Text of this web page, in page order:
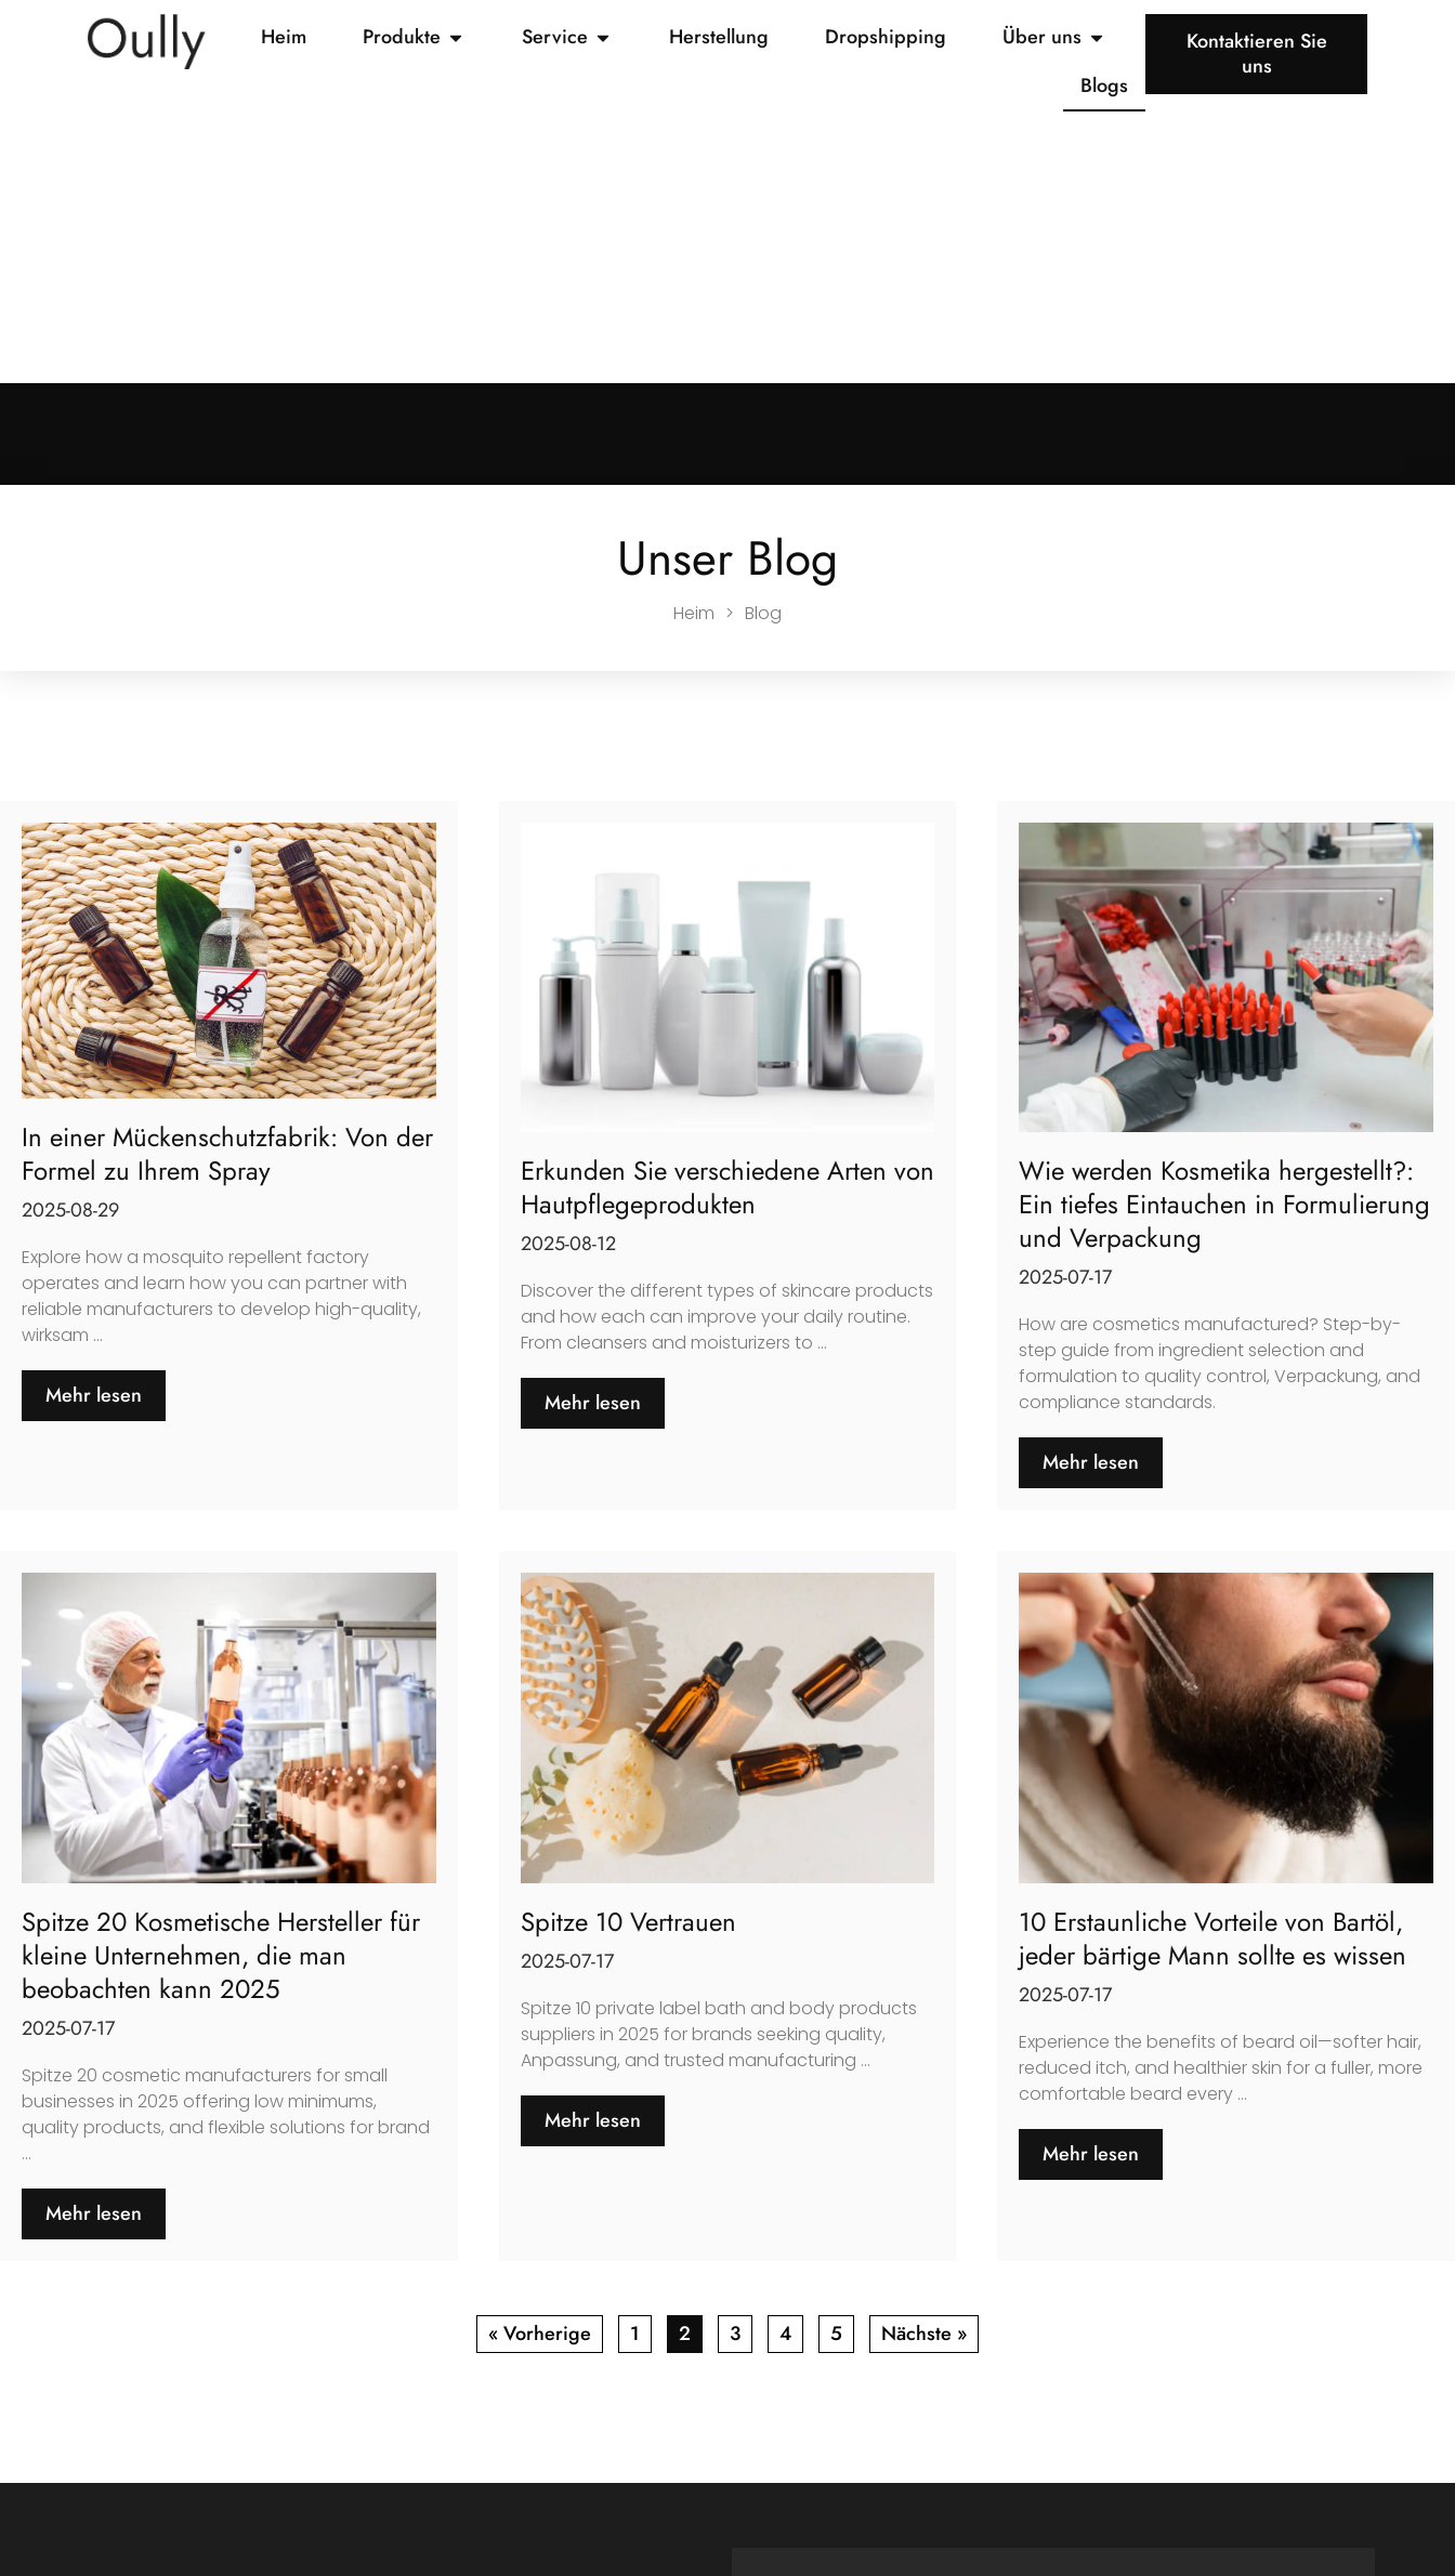
Heim Produkte Service Herstellung Dropshipping
Über uns
Blogs
Kontaktieren Sie
uns
Unser Blog
Heim > Blog
In einer Mückenschutzfabrik: Von der
Formel zu Ihrem Spray
2025-08-29
Explore how a mosquito repellent factory
operates and learn how you can partner with
reliable manufacturers to develop high-quality,
wirksam ...
Mehr lesen
Erkunden Sie verschiedene Arten von
Hautpflegeprodukten
2025-08-12
Discover the different types of skincare products
and how each can improve your daily routine.
From cleansers and moisturizers to ...
Mehr lesen
Wie werden Kosmetika hergestellt?:
Ein tiefes Eintauchen in Formulierung
und Verpackung
2025-07-17
How are cosmetics manufactured? Step-by-
step guide from ingredient selection and
formulation to quality control, Verpackung, and
compliance standards.
Mehr lesen
Spitze 20 Kosmetische Hersteller für
kleine Unternehmen, die man
beobachten kann 2025
2025-07-17
Spitze 20 cosmetic manufacturers for small
businesses in 2025 offering low minimums,
quality products, and flexible solutions for brand
...
Mehr lesen
Spitze 10 Vertrauen
2025-07-17
Spitze 10 private label bath and body products
suppliers in 2025 for brands seeking quality,
Anpassung, and trusted manufacturing ...
Mehr lesen
10 Erstaunliche Vorteile von Bartöl,
jeder bärtige Mann sollte es wissen
2025-07-17
Experience the benefits of beard oil—softer hair,
reduced itch, and healthier skin for a fuller, more
comfortable beard every ...
Mehr lesen
« Vorherige 1 2 3 4 5 Nächste »